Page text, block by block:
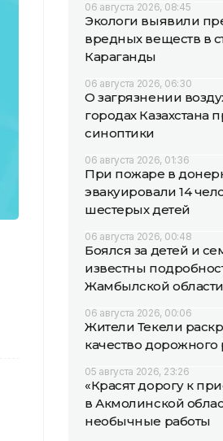
06 августа 2026, 08:45
Экологи выявили
вредных веществ в
Караганды
06 августа 2026, 06:30
О загрязнении
городах Казахстана
синоптики
06 августа 2026, 01:36
При пожаре в
эвакуировали 14
шестерых детей
06 августа 2026, 00:48
Боялся за детей и
известны
Жамбылской области
06 августа 2026, 00:06
Жители Текели
качество дорожного
05 августа 2026, 23:26
«Красят дорогу к
в Акмолинской
необычные работы